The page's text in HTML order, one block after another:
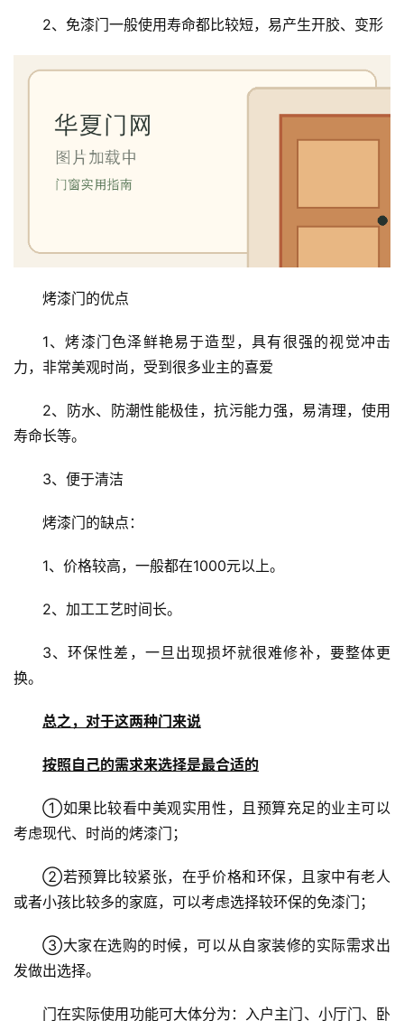
庭
门
铝
登录
2、免漆门一般使用寿命都比较短，易产生开胶、变形
烤漆门的优点
1、烤漆门色泽鲜艳易于造型，具有很强的视觉冲击
力，非常美观时尚，受到很多业主的喜爱
2、防水、防潮性能极佳，抗污能力强，易清理，使用
寿命长等。
3、便于清洁
烤漆门的缺点：
1、价格较高，一般都在1000元以上。
2、加工工艺时间长。
3、环保性差，一旦出现损坏就很难修补，要整体更
换。
总之，对于这两种门来说
按照自己的需求来选择是最合适的
①如果比较看中美观实用性，且预算充足的业主可以
考虑现代、时尚的烤漆门；
②若预算比较紧张，在乎价格和环保，且家中有老人
或者小孩比较多的家庭，可以考虑选择较环保的免漆门；
③大家在选购的时候，可以从自家装修的实际需求出
发做出选择。
门在实际使用功能可大体分为：入户主门、小厅门、卧